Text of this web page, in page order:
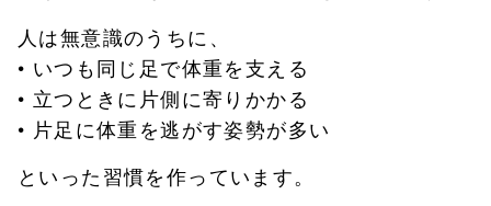
人は無意識のうちに、
• いつも同じ足で体重を支える
• 立つときに片側に寄りかかる
• 片足に体重を逃がす姿勢が多い
といった習慣を作っています。